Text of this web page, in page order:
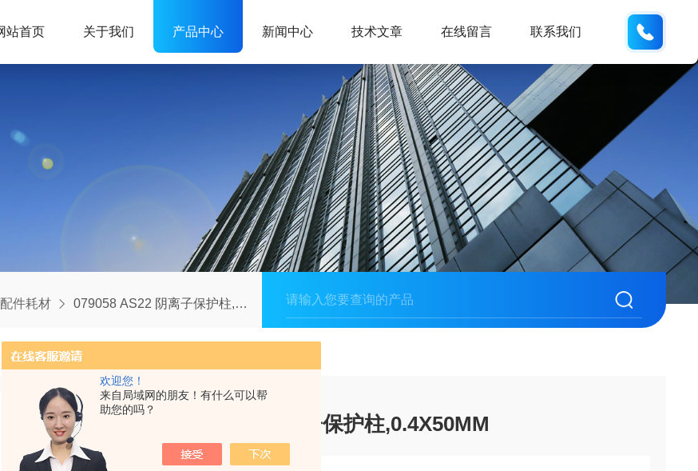
欢迎您！
来自局域网的朋友！有什么可以帮
助您的吗？
站首页 关于我们 产品中心 新闻中心 技术文章 在线留言 联系我们
件耗材 079058 AS22 阴离子保护柱,0.4X50MM
079058 AS22 阴离子保护柱,0.4X50MM